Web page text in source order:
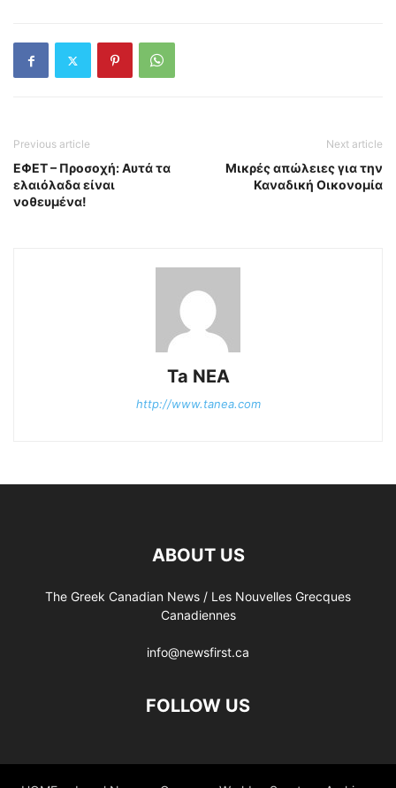
Previous article
ΕΦΕΤ – Προσοχή: Αυτά τα
ελαιόλαδα είναι
νοθευμένα!
Next article
Μικρές απώλειες για την
Καναδική Οικονομία
Ta NEA
http://www.tanea.com
ABOUT US
The Greek Canadian News / Les Nouvelles Grecques
Canadiennes
info@newsfirst.ca
FOLLOW US